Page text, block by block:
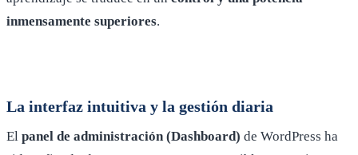
inmensamente superiores.
La interfaz intuitiva y la gestión diaria
El panel de administración (Dashboard) de WordPress ha